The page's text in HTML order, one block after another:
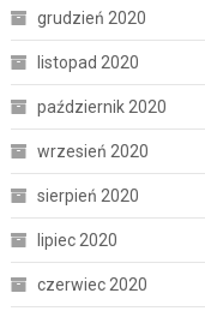
grudzień 2020
listopad 2020
październik 2020
wrzesień 2020
sierpień 2020
lipiec 2020
czerwiec 2020